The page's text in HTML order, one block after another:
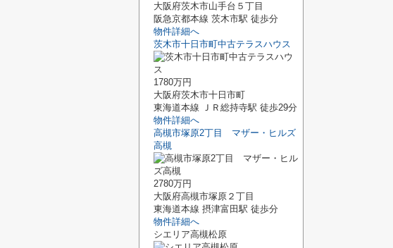
大阪府茨木市山手台５丁目
阪急京都本線 茨木市駅 徒歩分
物件詳細へ
茨木市十日市町中古テラスハウス
1780万円
大阪府茨木市十日市町
東海道本線 ＪＲ総持寺駅 徒歩29分
物件詳細へ
高槻市塚原2丁目 マザー・ヒルズ
高槻
2780万円
大阪府高槻市塚原２丁目
東海道本線 摂津富田駅 徒歩分
物件詳細へ
シエリア高槻松原